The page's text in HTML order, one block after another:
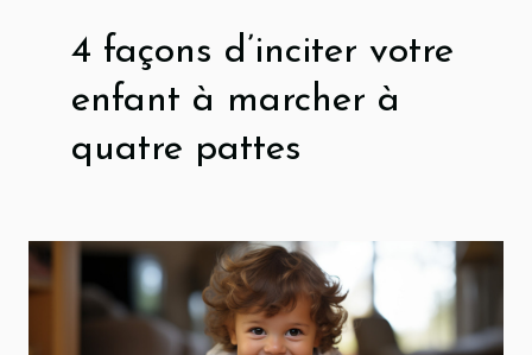
4 façons d’inciter votre
enfant à marcher à
quatre pattes